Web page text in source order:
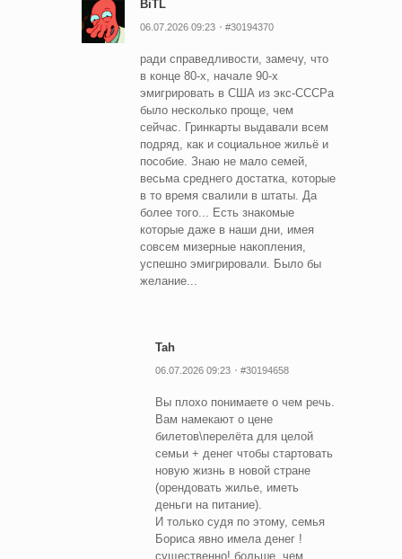
BiTL
06.07.2026 09:23 #30194370
ради справедливости, замечу, что
в конце 80-х, начале 90-х
эмигрировать в США из экс-СССРа
было несколько проще, чем
сейчас. Гринкарты выдавали всем
подряд, как и социальное жильё и
пособие. Знаю не мало семей,
весьма среднего достатка, которые
в то время свалили в штаты. Да
более того... Есть знакомые
которые даже в наши дни, имея
совсем мизерные накопления,
успешно эмигрировали. Было бы
желание...
Tah
06.07.2026 09:23 #30194658
Вы плохо понимаете о чем речь.
Вам намекают о цене
билетов\перелёта для целой
семьи + денег чтобы стартовать
новую жизнь в новой стране
(орендовать жилье, иметь
деньги на питание).
И только судя по этому, семья
Бориса явно имела денег !
существенно! больше, чем